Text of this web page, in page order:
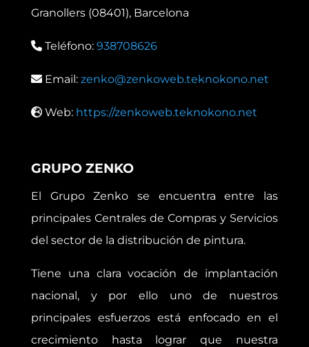
Granollers (08401), Barcelona
Teléfono: 938708626
Email: zenko@zenkoweb.teknokono.net
Web: https://zenkoweb.teknokono.net
GRUPO ZENKO
El Grupo Zenko se encuentra entre las
principales Centrales de Compras y Servicios
del sector de la distribución de pintura.
Tiene una clara vocación de implantación
nacional, y por ello uno de nuestros
principales esfuerzos está enfocado en el
crecimiento hasta lograr que nuestra